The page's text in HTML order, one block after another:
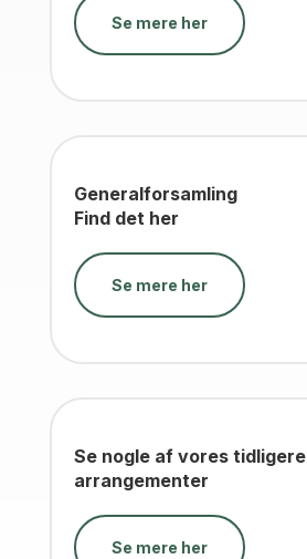
Se mere her
Generalforsamling
Find det her
Se mere her
Se nogle af vores tidligere
arrangementer
Se mere her